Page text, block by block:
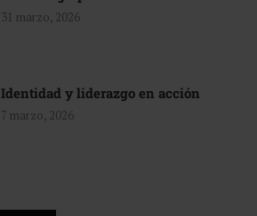
31 marzo, 2026
Identidad y liderazgo en acción
7 marzo, 2026